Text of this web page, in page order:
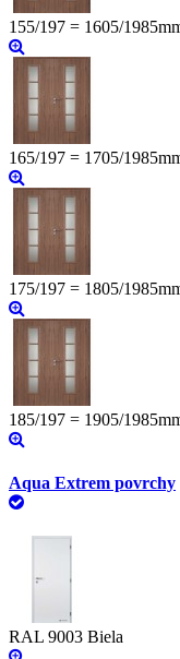
155/197 = 1605/
165/197 = 1705/
175/197 = 1805/
185/197 = 1905/
Aqua Extrem povrchy
RAL 9003 Biela